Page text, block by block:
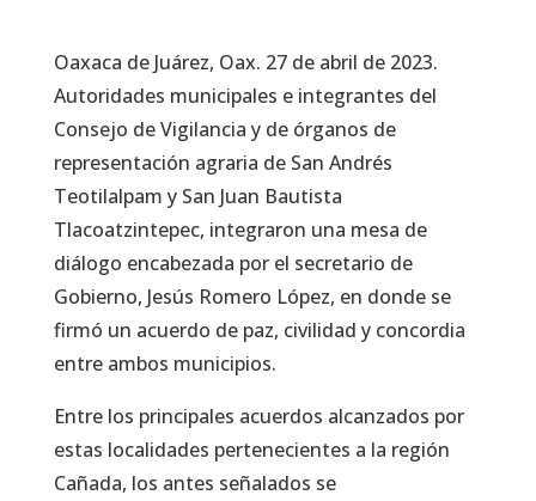
Oaxaca de Juárez, Oax. 27 de abril de 2023.
Autoridades municipales e integrantes del
Consejo de Vigilancia y de órganos de
representación agraria de San Andrés
Teotilalpam y San Juan Bautista
Tlacoatzintepec, integraron una mesa de
diálogo encabezada por el secretario de
Gobierno, Jesús Romero López, en donde se
firmó un acuerdo de paz, civilidad y concordia
entre ambos municipios.
Entre los principales acuerdos alcanzados por
estas localidades pertenecientes a la región
Cañada, los antes señalados se